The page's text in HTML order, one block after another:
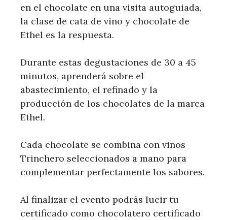
en el chocolate en una visita autoguiada,
la clase de cata de vino y chocolate de
Ethel es la respuesta.
Durante estas degustaciones de 30 a 45
minutos, aprenderá sobre el
abastecimiento, el refinado y la
producción de los chocolates de la marca
Ethel.
Cada chocolate se combina con vinos
Trinchero seleccionados a mano para
complementar perfectamente los sabores.
Al finalizar el evento podrás lucir tu
certificado como chocolatero certificado